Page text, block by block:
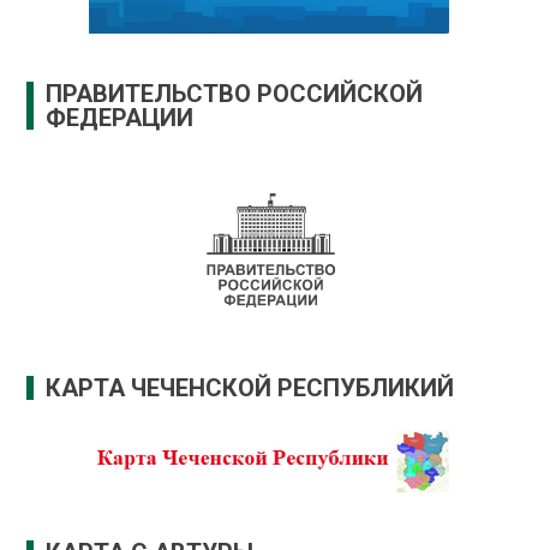
ПРАВИТЕЛЬСТВО РОССИЙСКОЙ
ФЕДЕРАЦИИ
КАРТА ЧЕЧЕНСКОЙ РЕСПУБЛИКИЙ